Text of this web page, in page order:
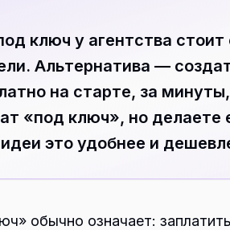
ключ у агентства
Альтернатива —
на старте, за
«под ключ», но
это удобнее и
обычно означает: